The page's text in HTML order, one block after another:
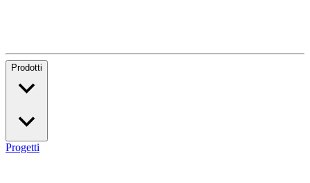
Prodotti
Progetti